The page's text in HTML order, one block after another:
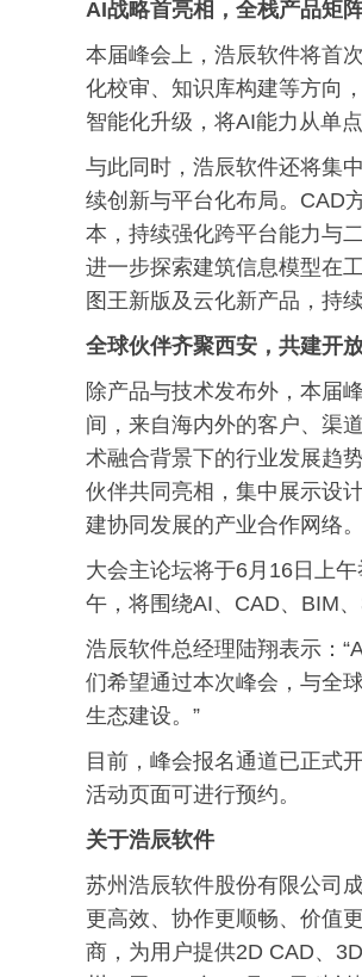
AI战略首亮相 ，全栈产品矩
本届峰会上，浩辰软件将首
化校审、知识库构建等方向
智能化升级，将AI能力从单
与此同时，浩辰软件还将集
续创新与平台化布局。CAD
本，持续强化跨平台能力与
进一步探索建筑信息模型在
图王新版及云化新产品，持
全球伙伴齐聚西安，共建开
除产品与技术发布外，本届
间，来自海内外的客户、渠
术融合背景下的行业发展趋
伙伴共同亮相，集中展示设
建协同发展的产业合作网络。
大会主论坛将于6月16日上
午，将围绕AI、CAD、BIM
浩辰软件总经理陆翔表示：
们希望通过本次峰会，与全
生态建设。”
目前，峰会报名通道已正式
活动页面可进行预约。
关于浩辰软件
苏州浩辰软件股份有限公司
更高效、协作更顺畅、价值
商，为用户提供2D CAD、